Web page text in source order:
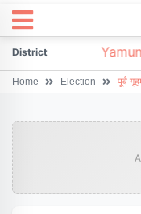
DistrictSonipat
Home Election पूर्व